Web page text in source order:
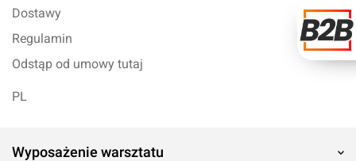
Dostawy
Regulamin
Odstąp od umowy tutaj
PL
Wyposażenie warsztatu